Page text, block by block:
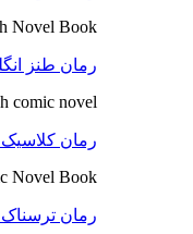
Novel Book
رمان طنز
comic novel
رمان کلاسیک
Novel Book
رمان ترسناک